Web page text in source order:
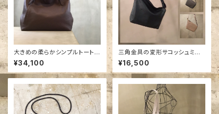
大きめの柔らかシンプルトートバ
ッグ「ブラウン」／レスデザイン.a
lto.
¥34,100
三角金具の変形サコッシュミニ
ショルダーバッグ。
¥16,500